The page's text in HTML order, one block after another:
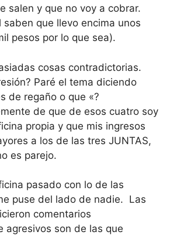
salen y que no voy a cobrar.
saben que llevo encima unos
pesos por lo que sea).
cosas contradictorias.
Paré el tema diciendo
de regaño o que «?
de que de esos cuatro soy
propia y que mis ingresos
a los de las tres JUNTAS,
es parejo.
pasado con lo de las
puse del lado de nadie. Las
comentarios
agresivos son de las que